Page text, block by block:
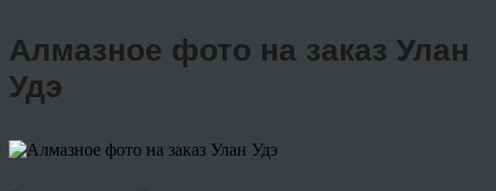
Алмазное фото на заказ Улан
Удэ